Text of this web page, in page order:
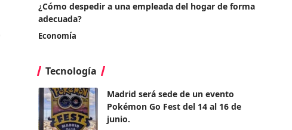
¿Cómo despedir a una empleada del hogar de forma
adecuada?
Economía
Tecnología
Madrid será sede de un evento
Pokémon Go Fest del 14 al 16 de
junio.